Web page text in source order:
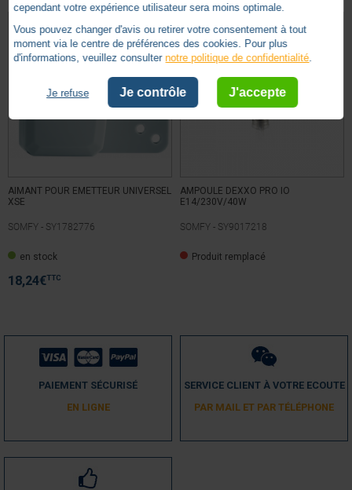
AIMANT POUR EMETTEUR UNIVERSEL
XSE
SOMFY - SY1782776
en stock
18,24€TTC
AMPOULE DEXXO PRO IO
E14/230V/40W
SOMFY - SY9017218
Produit remplacé
PAIEMENT SÉCURISÉ
EN LIGNE
SERVICE CLIENT À VOTRE ECOUTE
PAR MAIL ET PAR TÉLÉPHONE
cependant votre expérience utilisateur sera moins optimale.
Vous pouvez changer d'avis ou retirer votre consentement à tout
moment via le centre de préférences des cookies. Pour plus
d'informations, veuillez consulter notre politique de confidentialité.
Je refuse Je contrôle J'accepte